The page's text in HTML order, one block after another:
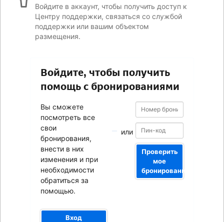
Войдите в аккаунт, чтобы получить доступ к
Центру поддержки, связаться со службой
поддержки или вашим объектом
размещения.
Войдите, чтобы получить
помощь с бронированиями
Вы сможете
посмотреть все
свои
бронирования,
внести в них
изменения и при
необходимости
обратиться за
помощью.
Вход
или
Номер
бронирования
Номер
бронирования
Проверить
мое
бронирование